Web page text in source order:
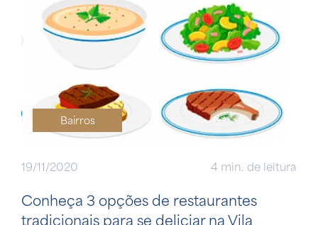
Bairros
19/11/2020 4 min. de leitura
Conheça 3 opções de restaurantes
tradicionais para se deliciar na Vila